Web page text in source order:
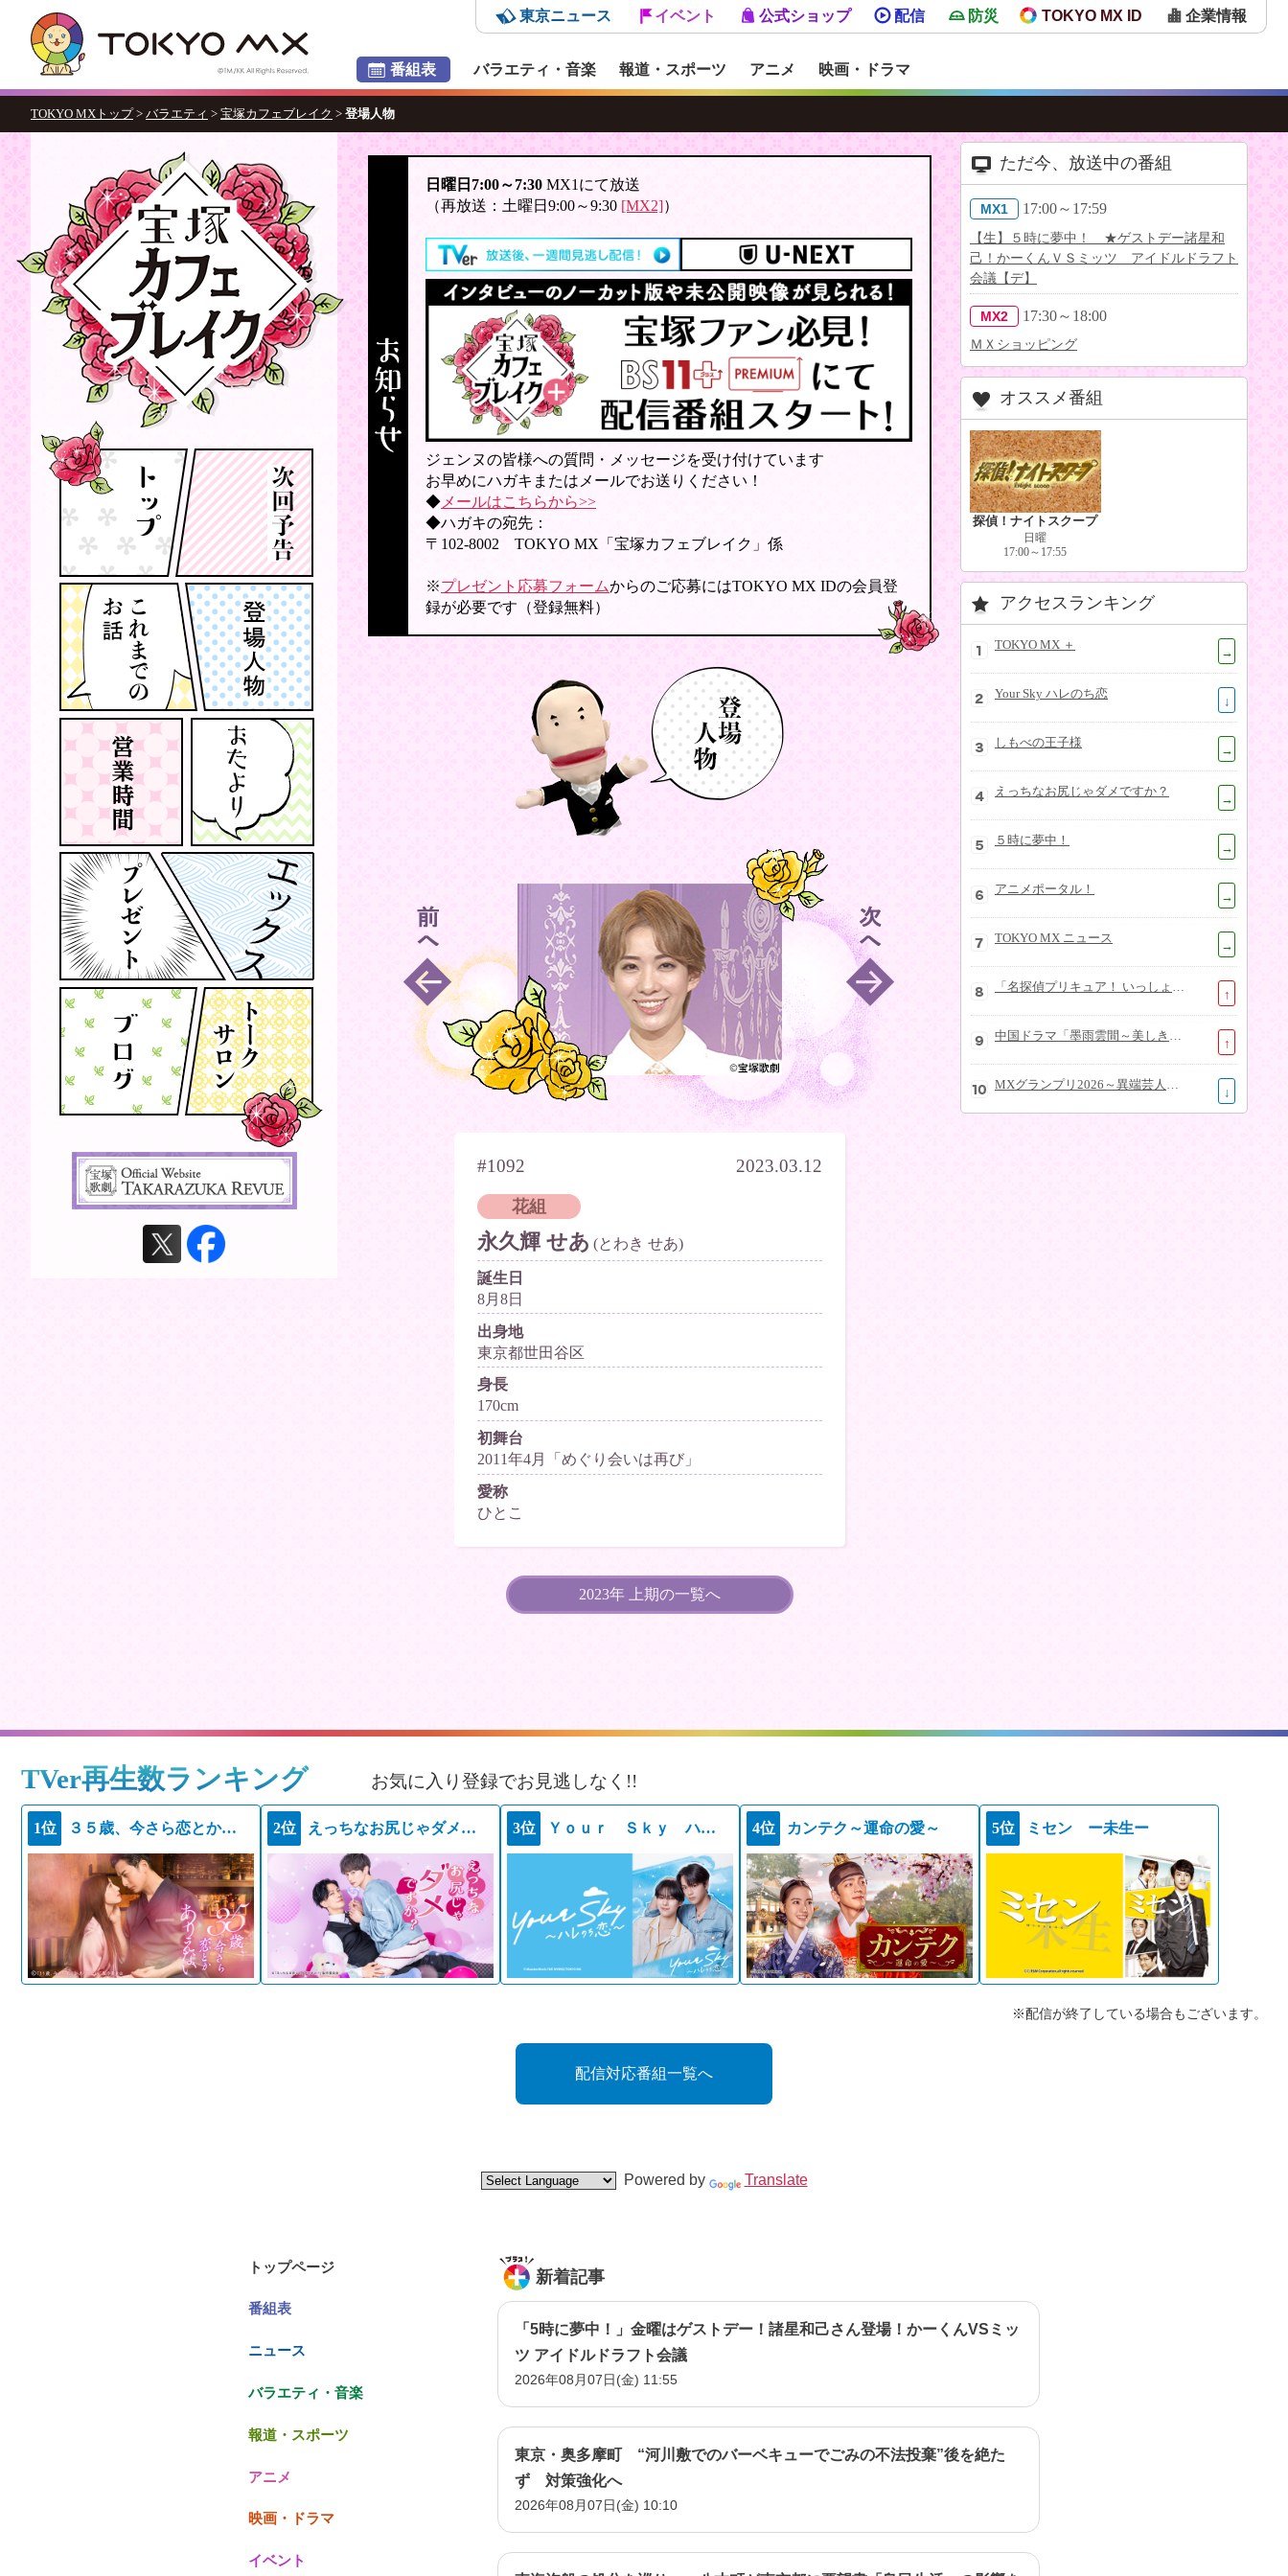
番組表 バラエティ・音楽 報道・スポーツ アニメ 映画・ドラマ
東京ニュース イベント 公式ショップ 配信 防災 TOKYO MX ID 企業情報
TOKYO MXトップ > バラエティ > 宝塚カフェブレイク > 登場人物
日曜日7:00～7:30 MX1にて放送
（再放送：土曜日9:00～9:30 [MX2]）
ジェンヌの皆様への質問・メッセージを受け付けています
お早めにハガキまたはメールでお送りください！
◆ メールはこちらから>>
◆ハガキの宛先：
〒102-8002 TOKYO MX「宝塚カフェブレイク」係
※プレゼント応募フォームからのご応募にはTOKYO MX IDの会員登
録が必要です（登録無料）
#1092 2023.03.12
花組
永久輝 せあ (とわき せあ)
誕生日
8月8日
出身地
東京都世田谷区
身長
170cm
初舞台
2011年4月「めぐり会いは再び」
愛称
ひとこ
2023年 上期の一覧へ
ただ今、放送中の番組
MX1 17:00～17:59
【生】５時に夢中！ ★ゲストデー諸星和
己！かーくんＶＳミッツ アイドルドラフト
会議【デ】
MX2 17:30～18:00
ＭＸショッピング
オススメ番組
探偵！ナイトスクープ
日曜
17:00～17:55
アクセスランキング
TOKYO MX ＋
→
Your Sky ハレのち恋
↓
しもべの王子様
→
えっちなお尻じゃダメですか？
→
５時に夢中！
→
アニメポータル！
→
TOKYO MX ニュース
→
↑
↑
↓
TVer再生数ランキング お気に入り登録でお見逃しなく!!
1位 ３５歳、今さら恋とかありえない 2位 えっちなお尻じゃダメですか？ 3位 Ｙｏｕｒ Ｓｋｙ ハレのち恋 4位 カンテク～運命の愛～ 5位 ミセン ー未生ー
※配信が終了している場合もございます。
配信対応番組一覧へ
Powered by Translate
トップページ
番組表
ニュース
バラエティ・音楽
報道・スポーツ
アニメ
映画・ドラマ
イベント
新着記事
「5時に夢中！」金曜はゲストデー！諸星和己さん登場！かーくんVSミッ
ツ アイドルドラフト会議
2026年08月07日(金) 11:55
東京・奥多摩町 “河川敷でのバーベキューでごみの不法投棄”後を絶た
ず 対策強化へ
2026年08月07日(金) 10:10